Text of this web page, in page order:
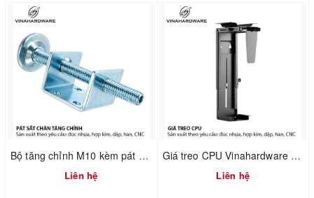
Bộ tăng chỉnh M10 kèm pát chữ U Vinahardware 2702.1.11050
Liên hệ
Giá treo CPU Vinahardware mã 4100.1.33001
Liên hệ